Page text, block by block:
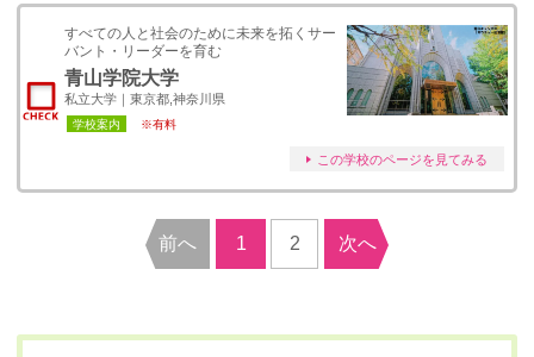
すべての人と社会のために未来を拓くサー
バント・リーダーを育む
青山学院大学
私立大学｜東京都,神奈川県
学校案内 ※有料
この学校のページを見てみる
前へ 1 2 次へ